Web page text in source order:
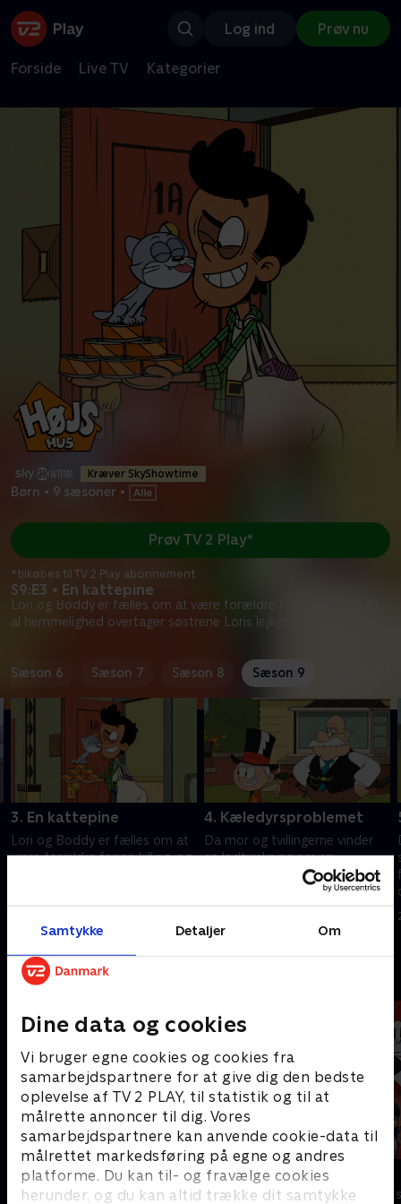
Samtykke Detaljer Om
Dine data og cookies
Vi bruger egne cookies og cookies fra
samarbejdspartnere for at give dig den bedste
oplevelse af TV 2 PLAY, til statistik og til at
målrette annoncer til dig. Vores
samarbejdspartnere kan anvende cookie-data til
målrettet markedsføring på egne og andres
platforme. Du kan til- og fravælge cookies
herunder, og du kan altid trække dit samtykke
Log ind Prøv nu
Forside Live TV Kategorier
Kræver SkyShowtime
Børn • 9 sæsoner •
S9:E3 • En kattepine
Lori og Boddy er fælles om at være forældre for en killing, og i
al hemmelighed overtager søstrene Loris lejlighed.
Prøv TV 2 Play*
*tilkøbes til TV 2 Play abonnement
Sæson 6 Sæson 7 Sæson 8 Sæson 9
3. En kattepine
Lori og Boddy er fælles om at
være forældre for en killing, og
4. Kæledyrsproblemet
Da mor og tvillingerne vinder
en lodtrækning om en
weekend på et feriested, har
Lana svært ved at efterlade
sine kæledyr.
Andre så også
Mashas eventyr
Børneserier • 1 sæsoner
Miraculous
Børneserier • 3